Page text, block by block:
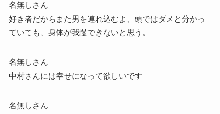
名無しさん
好き者だからまた男を連れ込むよ、頭ではダメと分かっ
ていても、身体が我慢できないと思う。
名無しさん
中村さんには幸せになって欲しいです
名無しさん